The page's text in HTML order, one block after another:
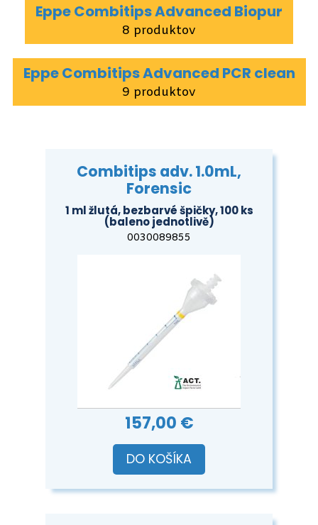
Eppe Combitips Advanced Biopur
8 produktov
Eppe Combitips Advanced PCR clean
9 produktov
Combitips adv. 1.0mL,
Forensic
1 ml žlutá, bezbarvé špičky, 100 ks
(baleno jednotlivě)
0030089855
157,00 €
DO KOŠÍKA